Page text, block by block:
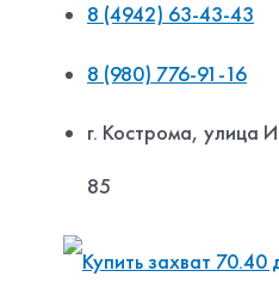
8 (4942) 63-43-43
8 (980) 776-91-16
г. Кострома, улица
85